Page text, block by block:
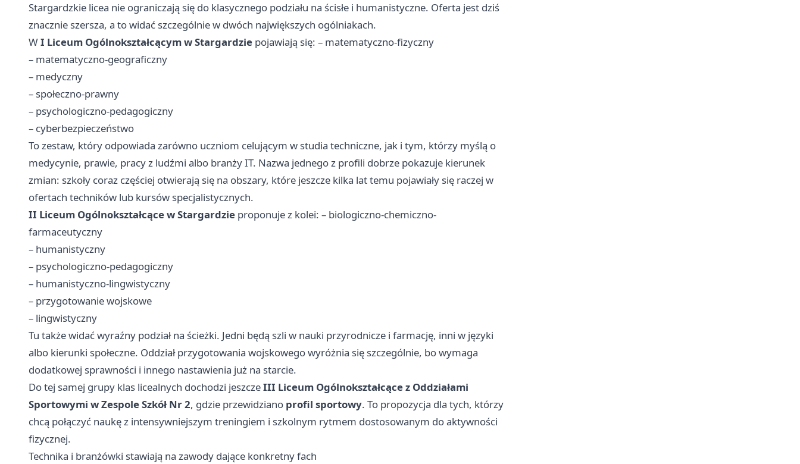
Stargardzkie licea nie ograniczają się do klasycznego podziału na ścisłe i humanistyczne. Oferta jest dziś
znacznie szersza, a to widać szczególnie w dwóch największych ogólniakach.
WI Liceum Ogólnokształcącym w Stargardzie pojawiają się: – matematyczno-fizyczny
– matematyczno-geograficzny
– medyczny
– społeczno-prawny
– psychologiczno-pedagogiczny
– cyberbezpieczeństwo
To zestaw, który odpowiada zarówno uczniom celującym w studia techniczne, jak i tym, którzy myślą o
medycynie, prawie, pracy z ludźmi albo branży IT. Nazwa jednego z profili dobrze pokazuje kierunek
zmian: szkoły coraz częściej otwierają się na obszary, które jeszcze kilka lat temu pojawiały się raczej w
ofertach techników lub kursów specjalistycznych.
II Liceum Ogólnokształcące w Stargardzie proponuje z kolei: – biologiczno-chemiczno-
farmaceutyczny
– humanistyczny
– psychologiczno-pedagogiczny
– humanistyczno-lingwistyczny
– przygotowanie wojskowe
– lingwistyczny
Tu także widać wyraźny podział na ścieżki. Jedni będą szli w nauki przyrodnicze i farmację, inni w języki
albo kierunki społeczne. Oddział przygotowania wojskowego wyróżnia się szczególnie, bo wymaga
dodatkowej sprawności i innego nastawienia już na starcie.
Do tej samej grupy klas licealnych dochodzi jeszczeIII Liceum Ogólnokształcące z Oddziałami
Sportowymi w Zespole Szkół Nr 2, gdzie przewidziano profil sportowy. To propozycja dla tych, którzy
chcą połączyć naukę z intensywniejszym treningiem i szkolnym rytmem dostosowanym do aktywności
fizycznej.
Technika i branżówki stawiają na zawody dające konkretny fach